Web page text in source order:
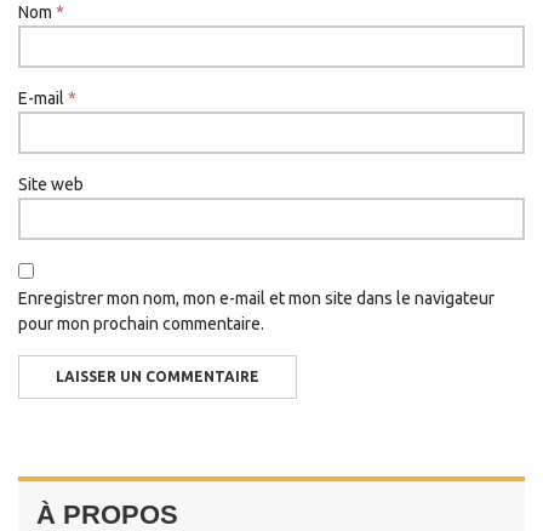
Nom *
E-mail *
Site web
Enregistrer mon nom, mon e-mail et mon site dans le navigateur
pour mon prochain commentaire.
À PROPOS